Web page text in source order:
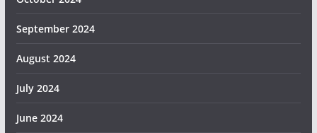
September 2024
August 2024
July 2024
June 2024